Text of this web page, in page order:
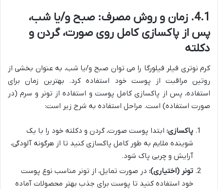
4.1. زمان و روش مصرف: صبح و/یا شب،
پس از پاکسازی کامل روی صورت، گردن و
دکلته
کرم نوتری فیلر فیلورگا را می توان صبح و/یا شب، به عنوان بخشی از
روتین مراقبت از پوست خود استفاده کرد. بهترین زمان برای
استفاده، پس از پاکسازی کامل پوست و استفاده از تونر و سرم (در
صورت استفاده) است. مراحل استفاده به شرح زیر است:
پاکسازی: ابتدا پوست صورت، گردن و دکلته خود را با یک
شوینده ملایم به طور کامل پاکسازی کنید تا از هرگونه آلودگی،
آرایش و چربی پاک شود.
تونر (اختیاری): در صورت تمایل، از تونر مناسب نوع پوست
خود استفاده کنید تا پوست برای جذب بهتر محصولات آماده